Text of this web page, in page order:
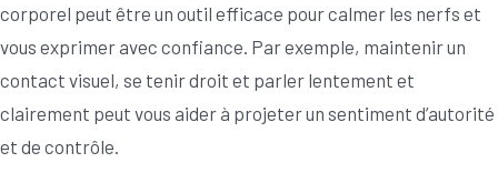
corporel peut être un outil efficace pour calmer les nerfs et
vous exprimer avec confiance. Par exemple, maintenir un
contact visuel, se tenir droit et parler lentement et
clairement peut vous aider à projeter un sentiment d’autorité
et de contrôle.